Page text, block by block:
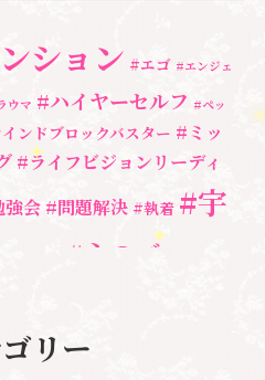
ション #エゴ #エンジェ
ウマ #ハイヤーセルフ #ペッ
ンドブロックバスター #ミッ
#ライフビジョンリーディ
強会 #問題解決 #執着 #宇
#心のブロッ
分軸 #親子のトラウマ
ろ 新着情報
リー